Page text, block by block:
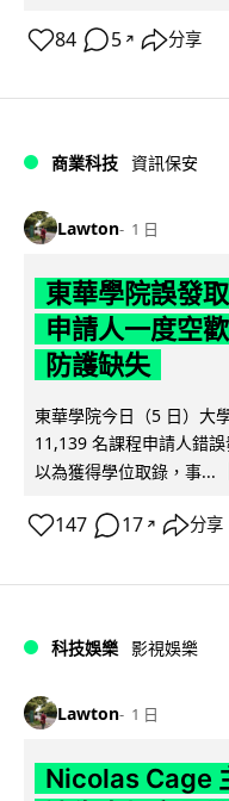
84 5 ↗ 分享
商業科技 資訊保安
Lawton 1 日
東華學院誤發
申請人一度空
防護缺失
東華學院今日（5 日）大
11,139 名課程申請人錯
以為獲得學位取錄，事...
147 17 ↗ 分享
科技娛樂 影視娛樂
Lawton 1 日
Nicolas Cage